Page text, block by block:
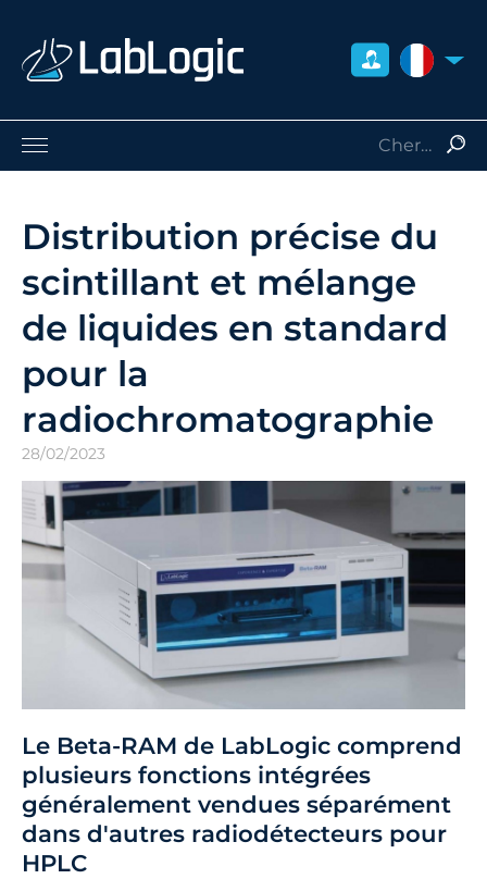
FRANCE
Radio-Protection
Consommables
Qui sommes-nous
Contact
Distributeurs
Distribution précise du
scintillant et mélange
de liquides en standard
pour la
radiochromatographie
28/02/2023
Le Beta-RAM de LabLogic comprend
plusieurs fonctions intégrées
généralement vendues séparément
dans d'autres radiodétecteurs pour
HPLC